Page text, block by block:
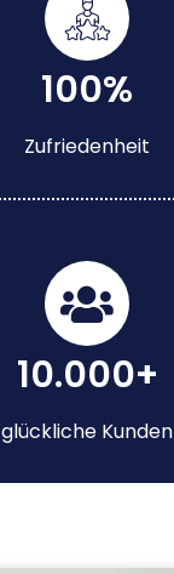
100%
Zufriedenheit
10.000+
glückliche Kunden